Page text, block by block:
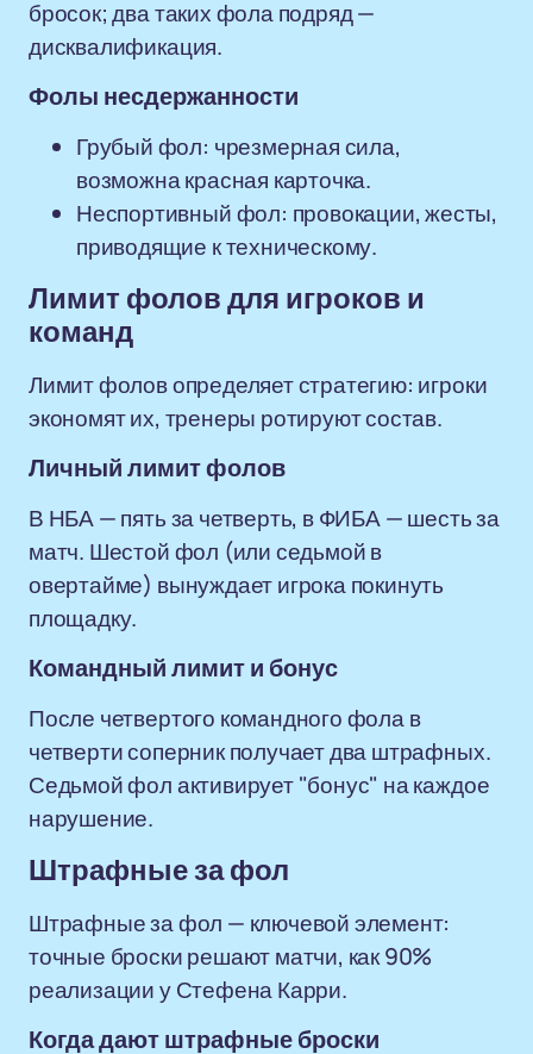
бросок; два таких фола подряд —
дисквалификация.
Фолы несдержанности
Грубый фол: чрезмерная сила,
возможна красная карточка.
Неспортивный фол: провокации, жесты,
приводящие к техническому.
Лимит фолов для игроков и
команд
Лимит фолов определяет стратегию: игроки
экономят их, тренеры ротируют состав.
Личный лимит фолов
В НБА — пять за четверть, в ФИБА — шесть за
матч. Шестой фол (или седьмой в
овертайме) вынуждает игрока покинуть
площадку.
Командный лимит и бонус
После четвертого командного фола в
четверти соперник получает два штрафных.
Седьмой фол активирует "бонус" на каждое
нарушение.
Штрафные за фол
Штрафные за фол — ключевой элемент:
точные броски решают матчи, как 90%
реализации у Стефена Карри.
Когда дают штрафные броски